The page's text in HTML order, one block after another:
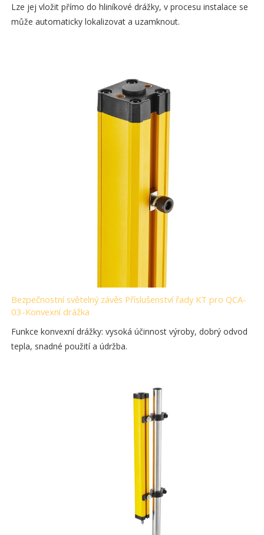
Lze jej vložit přímo do hliníkové drážky, v procesu instalace se
může automaticky lokalizovat a uzamknout.
Bezpečnostní světelný závěs Příslušenství řady KT pro QCA-
03-Konvexní drážka
Funkce konvexní drážky: vysoká účinnost výroby, dobrý odvod
tepla, snadné použití a údržba.